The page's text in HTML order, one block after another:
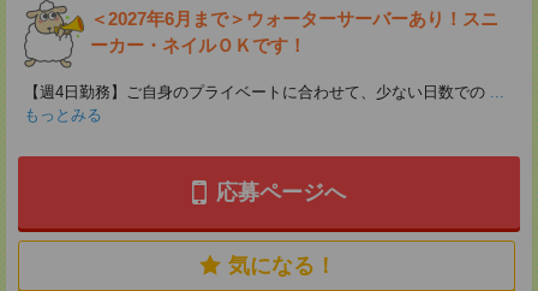
＜2027年6月まで＞ウォーターサーバーあり！スニ
ーカー・ネイルＯＫです！
【週4日勤務】ご自身のプライベートに合わせて、少ない日数での ...
もっとみる
応募ページへ
気になる！